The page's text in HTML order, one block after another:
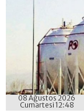
08 Ağustos 2026
Cumartesi 12:48